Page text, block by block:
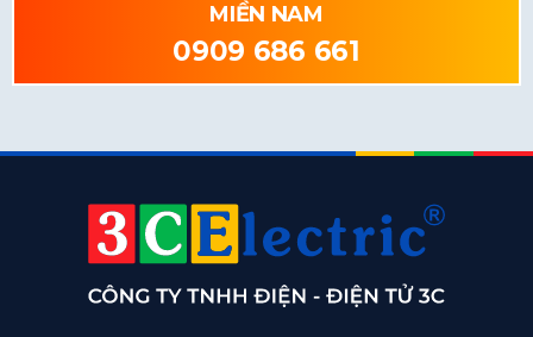
MIỀN NAM
0909 686 661